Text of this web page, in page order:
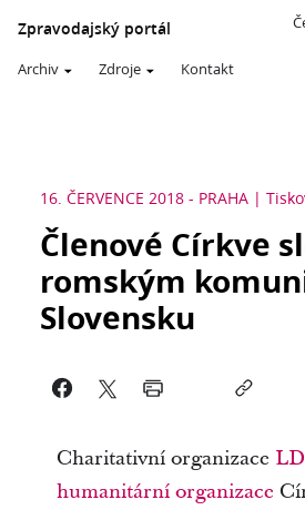
Zpravodajský portál
Archiv Zdroje Kontakt
16. ČERVENCE 2018 - PRAHA
Členové Církve
romským
Slovensku
Charitativní organizace
humanitární organizace